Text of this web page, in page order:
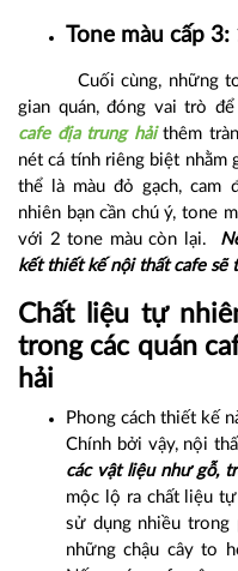
Tone màu cấp 3:
Cuối cùng, những
gian quán, đóng vai trò
cafe địa trung hải thêm
nét cá tính riêng biệt nhằm
thể là màu đỏ gạch, cam
nhiên bạn cần chú ý, tone
với 2 tone màu còn lại.
kết thiết kế nội thất cafe sẽ
Chất liệu tự
trong các quán
hải
Phong cách thiết kế
Chính bởi vậy, nội
các vật liệu như gỗ,
mộc lộ ra chất liệu
sử dụng nhiều trong
những chậu cây to